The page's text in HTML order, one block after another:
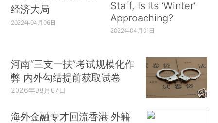
经济大局
2022年04月06日
Staff, Is Its ‘Winter’
Approaching?
2022年04月01日
河南“三支一扶”考试规模化作
弊 内外勾结提前获取试卷
2026年08月07日
海外金融专才回流香港 外籍